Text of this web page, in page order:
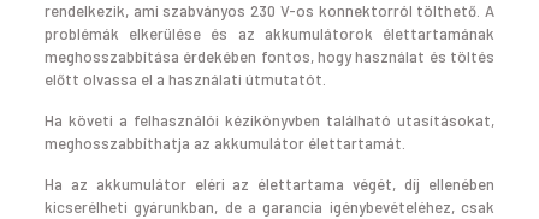
rendelkezik, ami szabványos 230 V-os konnektorról tölthető. A
problémák elkerülése és az akkumulátorok élettartamának
meghosszabbítása érdekében fontos, hogy használat és töltés
előtt olvassa el a használati útmutatót.
Ha követi a felhasználói kézikönyvben található utasításokat,
meghosszabbíthatja az akkumulátor élettartamát.
Ha az akkumulátor eléri az élettartama végét, díj ellenében
kicserélheti gyárunkban, de a garancia igénybevételéhez, csak